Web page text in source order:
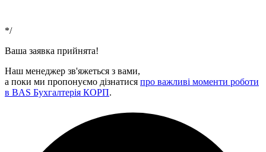
*/
Ваша заявка прийнята!
Наш менеджер зв'яжеться з вами,
а поки ми пропонуємо дізнатися про важливі моменти роботи
в BAS Бухгалтерія КОРП.